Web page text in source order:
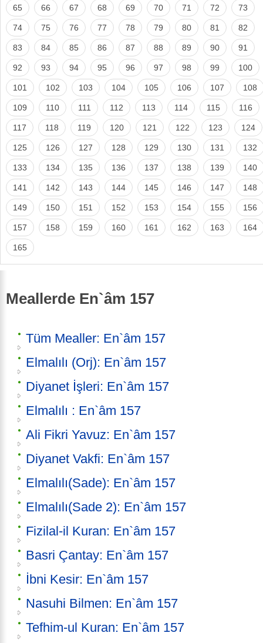
65 66 67 68 69 70 71 72 73
74 75 76 77 78 79 80 81 82
83 84 85 86 87 88 89 90 91
92 93 94 95 96 97 98 99 100
101 102 103 104 105 106 107 108
109 110 111 112 113 114 115 116
117 118 119 120 121 122 123 124
125 126 127 128 129 130 131 132
133 134 135 136 137 138 139 140
141 142 143 144 145 146 147 148
149 150 151 152 153 154 155 156
157 158 159 160 161 162 163 164
165
Meallerde En`âm 157
Tüm Mealler: En`âm 157
Elmalılı (Orj): En`âm 157
Diyanet İşleri: En`âm 157
Elmalılı : En`âm 157
Ali Fikri Yavuz: En`âm 157
Diyanet Vakfi: En`âm 157
Elmalılı(Sade): En`âm 157
Elmalılı(Sade 2): En`âm 157
Fizilal-il Kuran: En`âm 157
Basri Çantay: En`âm 157
İbni Kesir: En`âm 157
Nasuhi Bilmen: En`âm 157
Tefhim-ul Kuran: En`âm 157